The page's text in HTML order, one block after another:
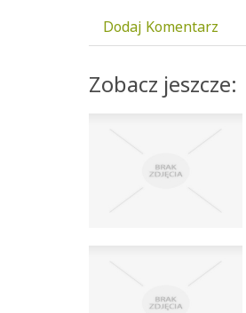
Dodaj Komentarz
Zobacz jeszcze: